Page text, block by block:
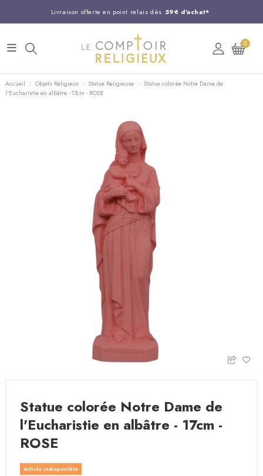
Livraison offerte en point relais dès 59€ d'achat*
Entreprise Française familiale
Support client disponible au 03 20 24 74 15
Commandez avant 14H, expédition le jour même !
0
Accueil Objets Religieux Statue Religieuse
Statue colorée Notre Dame de
l'Eucharistie en albâtre - 17cm - ROSE
Statue colorée Notre Dame de
l'Eucharistie en albâtre - 17cm -
ROSE
Article indisponible